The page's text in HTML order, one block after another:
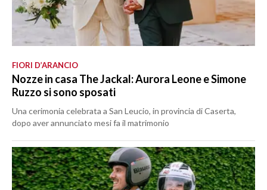
FIORI D’ARANCIO
Nozze in casa The Jackal: Aurora Leone e Simone
Ruzzo si sono sposati
Una cerimonia celebrata a San Leucio, in provincia di Caserta,
dopo aver annunciato mesi fa il matrimonio